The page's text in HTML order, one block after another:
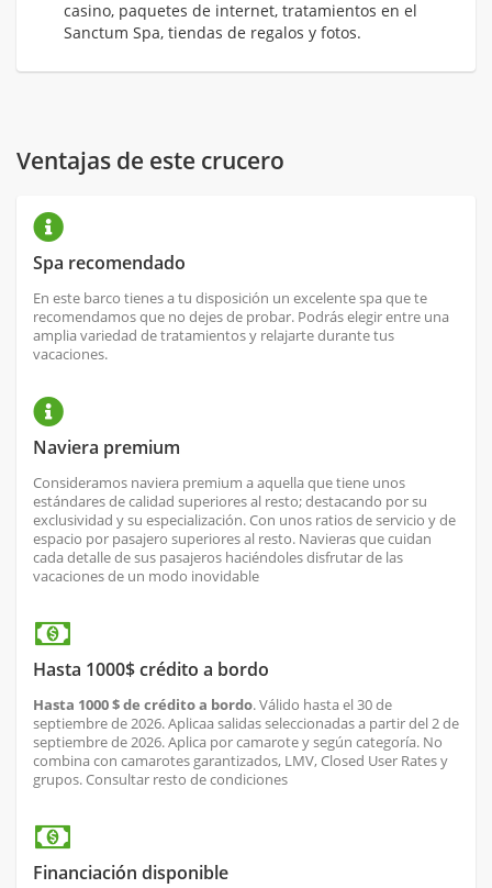
casino, paquetes de internet, tratamientos en el
Sanctum Spa, tiendas de regalos y fotos.
Ventajas de este crucero
Spa recomendado
En este barco tienes a tu disposición un excelente spa que te
recomendamos que no dejes de probar. Podrás elegir entre una
amplia variedad de tratamientos y relajarte durante tus
vacaciones.
Naviera premium
Consideramos naviera premium a aquella que tiene unos
estándares de calidad superiores al resto; destacando por su
exclusividad y su especialización. Con unos ratios de servicio y de
espacio por pasajero superiores al resto. Navieras que cuidan
cada detalle de sus pasajeros haciéndoles disfrutar de las
vacaciones de un modo inovidable
Hasta 1000$ crédito a bordo
Hasta 1000 $ de crédito a bordo. Válido hasta el 30 de
septiembre de 2026. Aplicaa salidas seleccionadas a partir del 2 de
septiembre de 2026. Aplica por camarote y según categoría. No
combina con camarotes garantizados, LMV, Closed User Rates y
grupos. Consultar resto de condiciones
Financiación disponible